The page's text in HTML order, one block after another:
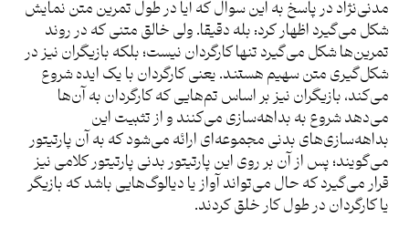
مدنی‌نژاد در پاسخ به این سوال که آیا در طول تمرین متن نمایش
شکل می‌گیرد اظهار کرد: بله دقیقا. ولی خالق متنی که در روند
تمرین‌ها شکل می‌گیرد تنها کارگردان نیست؛ بلکه بازیگران نیز در
شکل‌گیری متن سهیم هستند. یعنی کارگردان با یک ایده شروع
می‌کند، بازیگران نیز بر اساس تم‌‌هایی که کارگردان به آن‌ها
می‌دهد شروع به بداهه‌سازی می‌کنند و از تثبیت این
بداهه‌سازی‌های بدنی مجموعه‌ای ارائه می‌شود که به آن پارتیتور
می‌گویند؛ پس از آن بر روی این پارتیتور بدنی پارتیتور کلامی نیز
قرار می‌گیرد که حال می‌تواند آواز یا دیالوگ‌هایی باشد که بازیگر
یا کارگردان در طول کار خلق کردند.